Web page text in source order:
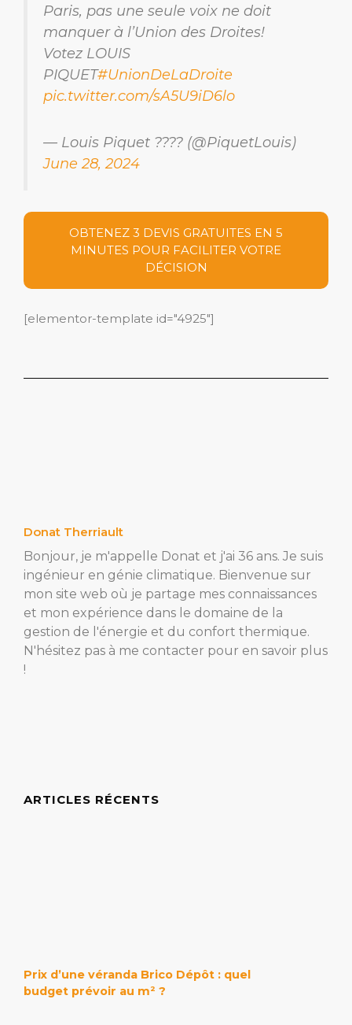
Paris, pas une seule voix ne doit
manquer à l’Union des Droites!
Votez LOUIS
PIQUET#UnionDeLaDroite
pic.twitter.com/sA5U9iD6lo
— Louis Piquet ????️ (@PiquetLouis)
June 28, 2024
OBTENEZ 3 DEVIS GRATUITES EN 5
MINUTES POUR FACILITER VOTRE
DÉCISION
[elementor-template id="4925"]
Donat Therriault
Bonjour, je m'appelle Donat et j'ai 36 ans. Je suis
ingénieur en génie climatique. Bienvenue sur
mon site web où je partage mes connaissances
et mon expérience dans le domaine de la
gestion de l'énergie et du confort thermique.
N'hésitez pas à me contacter pour en savoir plus
!
ARTICLES RÉCENTS
Prix d’une véranda Brico Dépôt : quel
budget prévoir au m² ?